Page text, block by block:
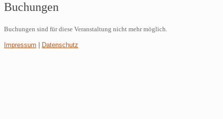
Buchungen
Buchungen sind für diese Veranstaltung nicht mehr möglich.
Impressum Datenschutz